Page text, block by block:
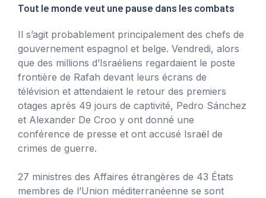
Tout le monde veut une pause dans les combats
Il s’agit probablement principalement des chefs de
gouvernement espagnol et belge. Vendredi, alors
que des millions d’Israéliens regardaient le poste
frontière de Rafah devant leurs écrans de
télévision et attendaient le retour des premiers
otages après 49 jours de captivité, Pedro Sánchez
et Alexander De Croo y ont donné une
conférence de presse et ont accusé Israël de
crimes de guerre.
27 ministres des Affaires étrangères de 43 États
membres de l’Union méditerranéenne se sont